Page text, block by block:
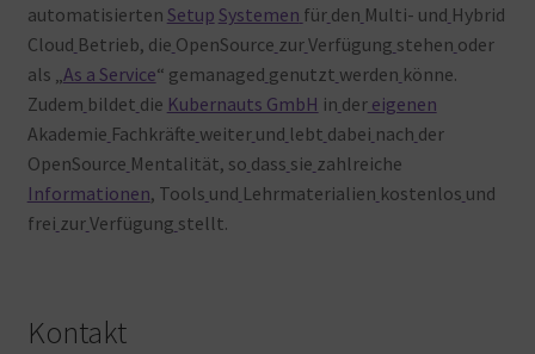
automatisierten Setup Systemen für den Multi- und Hybrid
Cloud Betrieb, die OpenSource zurVerfügung stehen oder
als „ As a Service“ gemanaged genutzt werden könne.
Zudem bildet die Kubernauts GmbH in dereigenen
Akademie Fachkräfte weiter und lebt dabei nach der
OpenSource Mentalität, so dass sie zahlreiche
Informationen, Tools und Lehrmaterialien kostenlos und
frei zurVerfügung stellt.
Kontakt